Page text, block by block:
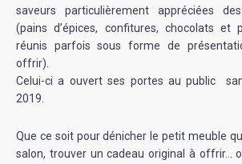
saveurs particulièrement appréciées
(pains d’épices, confitures, chocolats et
réunis parfois sous forme de
offrir).
Celui-ci a ouvert ses portes au public
2019.
Que ce soit pour dénicher le petit meuble
salon, trouver un cadeau original à offrir…